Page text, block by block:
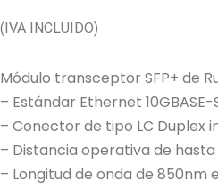
(IVA INCLUIDO)
Módulo transceptor SFP+ de
– Estándar Ethernet 10GBASE-
– Conector de tipo LC Duplex
– Distancia operativa de
– Longitud de onda de 850nm